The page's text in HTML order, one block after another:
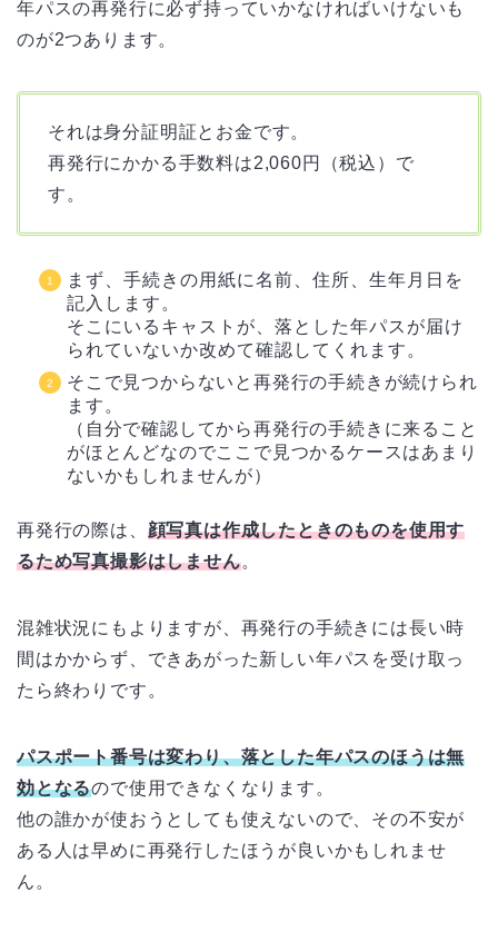
年パスの再発行に必ず持っていかなければいけないも
のが2つあります。
それは身分証明証とお金です。
再発行にかかる手数料は2,060円（税込）で
す。
まず、手続きの用紙に名前、住所、生年月日を
記入します。
そこにいるキャストが、落とした年パスが届け
られていないか改めて確認してくれます。
そこで見つからないと再発行の手続きが続けられ
ます。
（自分で確認してから再発行の手続きに来ること
がほとんどなのでここで見つかるケースはあまり
ないかもしれませんが）
再発行の際は、 顔写真は作成したときのものを使用す
るため写真撮影はしません。
混雑状況にもよりますが、再発行の手続きには長い時
間はかからず、できあがった新しい年パスを受け取っ
たら終わりです。
パスポート番号は変わり、落とした年パスのほうは無
効となるので使用できなくなります。
他の誰かが使おうとしても使えないので、その不安が
ある人は早めに再発行したほうが良いかもしれませ
ん。